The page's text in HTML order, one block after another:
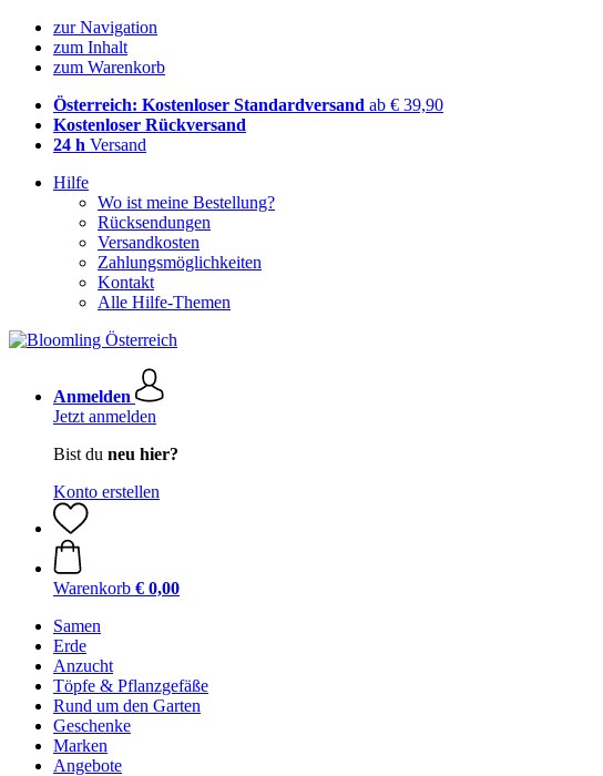
zur Navigation
zum Inhalt
zum Warenkorb
Österreich: Kostenloser Standardversand ab € 39,90
Kostenloser Rückversand
24 h Versand
Hilfe
Wo ist meine Bestellung?
Rücksendungen
Versandkosten
Zahlungsmöglichkeiten
Kontakt
Alle Hilfe-Themen
Anmelden
Jetzt anmelden
Bist du neu hier?
Konto erstellen
Warenkorb € 0,00
Samen
Erde
Anzucht
Töpfe & Pflanzgefäße
Rund um den Garten
Geschenke
Marken
Angebote